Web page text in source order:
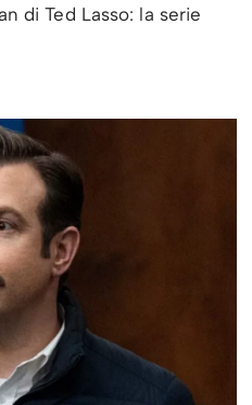
di Ted Lasso: la serie